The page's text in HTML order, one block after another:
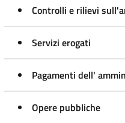
Controlli e rilievi
Servizi erogati
Pagamenti dell'
Opere pubbliche